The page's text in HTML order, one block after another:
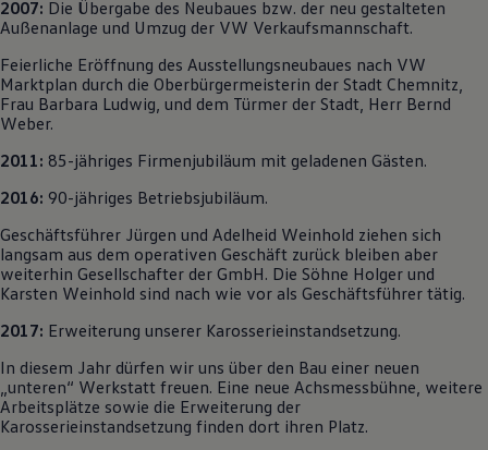
2007: Die Übergabe des Neubaues bzw. der neu gestalteten
Außenanlage und Umzug der VW Verkaufsmannschaft.
Feierliche Eröffnung des Ausstellungsneubaues nach VW
Marktplan durch die Oberbürgermeisterin der Stadt Chemnitz,
Frau Barbara Ludwig, und dem Türmer der Stadt, Herr Bernd
Weber.
2011: 85-jähriges Firmenjubiläum mit geladenen Gästen.
2016: 90-jähriges Betriebsjubiläum.
Geschäftsführer Jürgen und Adelheid Weinhold ziehen sich
langsam aus dem operativen Geschäft zurück bleiben aber
weiterhin Gesellschafter der GmbH. Die Söhne Holger und
Karsten Weinhold sind nach wie vor als Geschäftsführer tätig.
2017: Erweiterung unserer Karosserieinstandsetzung.
In diesem Jahr dürfen wir uns über den Bau einer neuen
„unteren“ Werkstatt freuen. Eine neue Achsmessbühne, weitere
Arbeitsplätze sowie die Erweiterung der
Karosserieinstandsetzung finden dort ihren Platz.